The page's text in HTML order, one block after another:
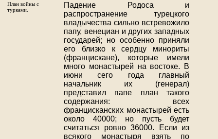
План войны с
турками.
Падение Родоса и
распространение турецкого
владычества сильно встревожило
папу, венециан и других западных
государей; но особенно приняли
его близко к сердцу минориты
(францискане), которые имели
много монастырей на востоке. В
июни сего года главный
начальник их (генерал)
представил папе план такого
содержания: всех
францисканских монастырей есть
около 40000; но пусть будет
считаться ровно 36000. Если из
всякого монастыря взять по